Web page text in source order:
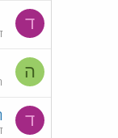
ד
ה
ד